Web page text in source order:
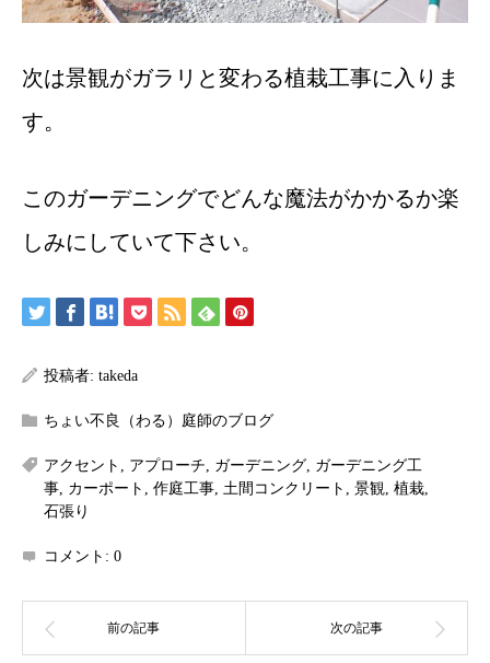
次は景観がガラリと変わる植栽工事に入りま
す。
このガーデニングでどんな魔法がかかるか楽
しみにしていて下さい。
投稿者: takeda
ちょい不良（わる）庭師のブログ
アクセント アプローチ ガーデニング ガーデニング工
事 カーポート 作庭工事 土間コンクリート 景観 植栽
石張り
コメント: 0